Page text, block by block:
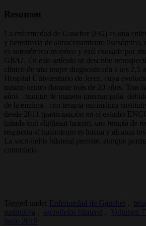
Resumen
La enfermedad de Gaucher (EG) es una
y hereditaria de almacenamiento lisosómico,
es autosómico recesivo y está causada por
GBA1
. En este artículo se describe
clínico de una mujer diagnosticada a los 2,5
Hospital Universitario de Jerez, cuya
mismo centro durante más de 20 años. Tras
años –aunque de manera interrumpida,
de la enzima– con terapia enzimática
desde 2011 (participación en el estudio
tratada con eli glustat tartrato, una terapia de
respuesta al tratamiento es buena y alcanza
La sacroileítis bilateral persiste, aunque
controlada.
Tagged under Enfermedad de Gaucher
sustitutiva
sacroileítis bilateral
Volumen
junio 2019